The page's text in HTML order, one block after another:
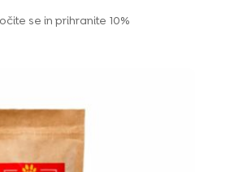
se in prihranite 10%